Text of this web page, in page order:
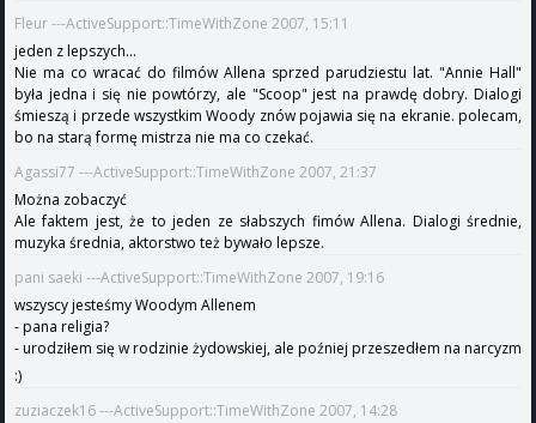
Fleur ---ActiveSupport::TimeWithZone 2007, 15:11
jeden z lepszych...
Nie ma co wracać do filmów Allena sprzed parudziestu lat. "Annie Hall"
była jedna i się nie powtórzy, ale "Scoop" jest na prawdę dobry. Dialogi
śmieszą i przede wszystkim Woody znów pojawia się na ekranie. polecam,
bo na starą formę mistrza nie ma co czekać.
Agassi77 ---ActiveSupport::TimeWithZone 2007, 21:37
Można zobaczyć
Ale faktem jest, że to jeden ze słabszych fimów Allena. Dialogi średnie,
muzyka średnia, aktorstwo też bywało lepsze.
pani saeki ---ActiveSupport::TimeWithZone 2007, 19:16
wszyscy jesteśmy Woodym Allenem
- pana religia?
- urodziłem się w rodzinie żydowskiej, ale poźniej przeszedłem na narcyzm
:)
zuziaczek16 ---ActiveSupport::TimeWithZone 2007, 14:28